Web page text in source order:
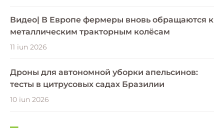
Видео| В Европе фермеры вновь обращаются к
металлическим тракторным колёсам
11 iun 2026
Дроны для автономной уборки апельсинов:
тесты в цитрусовых садах Бразилии
10 iun 2026